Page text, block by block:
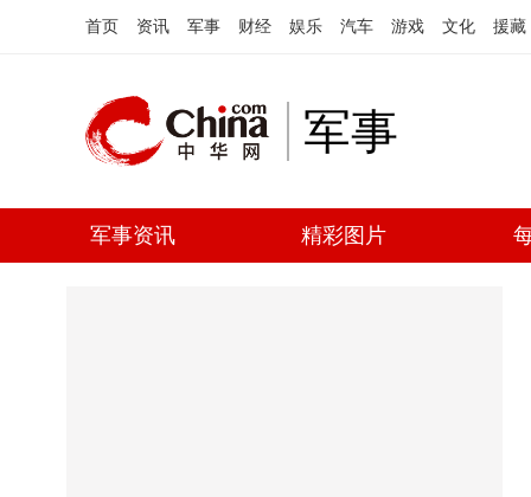
首页 资讯 军事 财经 娱乐 汽车 游戏 文化 援藏
军事
军事资讯 精彩图片